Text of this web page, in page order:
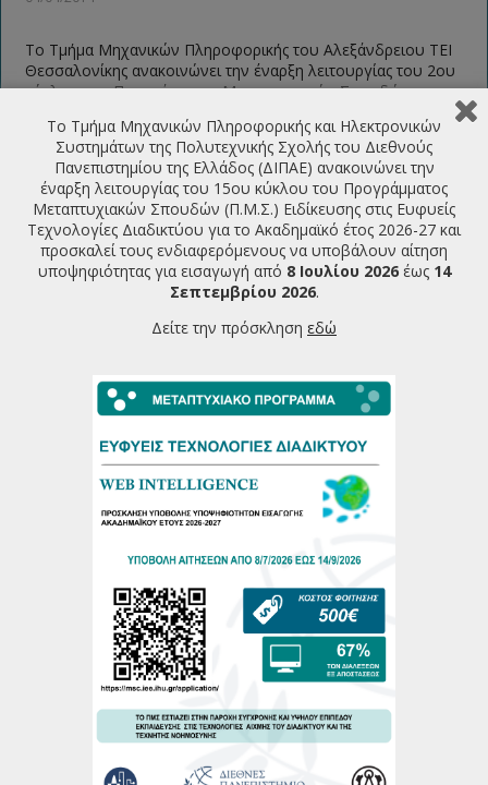
Το Τμήμα Μηχανικών Πληροφορικής του Αλεξάνδρειου ΤΕΙ
Θεσσαλονίκης ανακοινώνει την έναρξη λειτουργίας του 2ου
κύκλου του Προγράμματος Μεταπτυχιακών Σπουδών
για το Ακαδημαϊκό έτος 2014-2015 και προσκαλεί τους
ενδιαφερόμενους να υποβάλουν αίτηση υποψηφιότητας για
εισαγωγή.
Περισσότερα
Πρόγραμμα Μαθημάτων B’
Ακαδ. Έτος 2013-14 – B’ Εξάμηνο-ΕΒΔΟΜΑΔΙΑΙΟ
ΠΡΟΓΡΑΜΜΑ ΜΑΘΗΜΑΤΩΝ
Περισσότερα
Πρόγραμμα εξετάσεων
1ου εξαμήνου
Το Τμήμα Μηχανικών Πληροφορικής και Ηλεκτρονικών
Συστημάτων της Πολυτεχνικής Σχολής του Διεθνούς
Πανεπιστημίου της Ελλάδος (ΔΙΠΑΕ) ανακοινώνει την
έναρξη λειτουργίας του 15ου κύκλου του Προγράμματος
Μεταπτυχιακών Σπουδών (Π.Μ.Σ.) Ειδίκευσης στις Ευφυείς
Τεχνολογίες Διαδικτύου για το Ακαδημαϊκό έτος 2026-27 και
προσκαλεί τους ενδιαφερόμενους να υποβάλουν αίτηση
υποψηφιότητας για εισαγωγή από 8 Ιουλίου 2026 έως 14
Σεπτεμβρίου 2026.
Δείτε την πρόσκληση εδώ